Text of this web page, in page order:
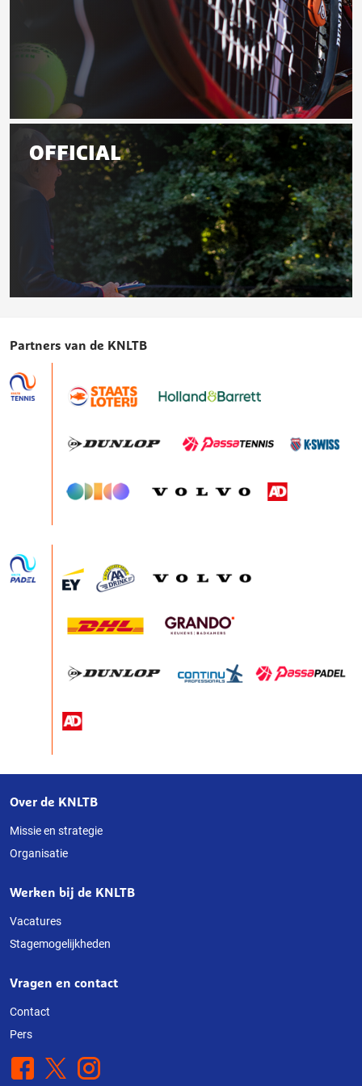
Leraar
OFFICIAL
Partners van de KNLTB
Over
deze
website
Over de KNLTB
Missie en strategie
Organisatie
Werken bij de KNLTB
Vacatures
Stagemogelijkheden
Vragen en contact
Contact
Pers
Facebook
X Instagram